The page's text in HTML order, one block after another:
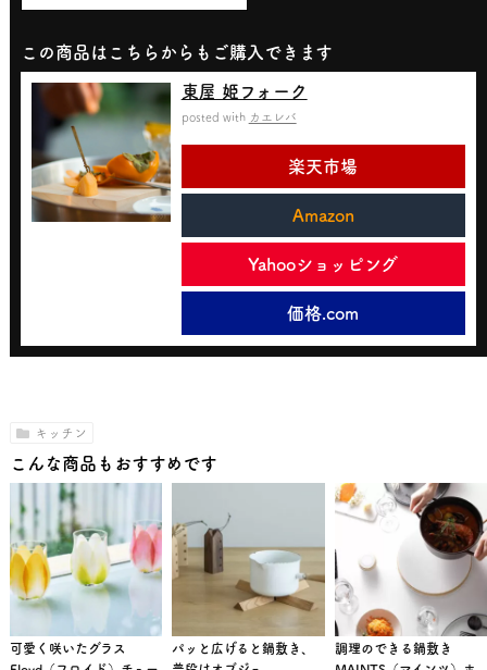
この商品はこちらからもご購入できます
東屋 姫フォーク
posted with カエレバ
楽天市場
Amazon
Yahooショッピング
価格.com
キッチン
こんな商品もおすすめです
可愛く咲いたグラス
パッと広げると鍋敷き、
調理のできる鍋敷き